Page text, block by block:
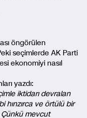
öngörülen
seçimlerde AK Parti
ekonomiyi nasıl
yazdı:
iktidarı devralan
ve örtülü bir
Çünkü mevcut